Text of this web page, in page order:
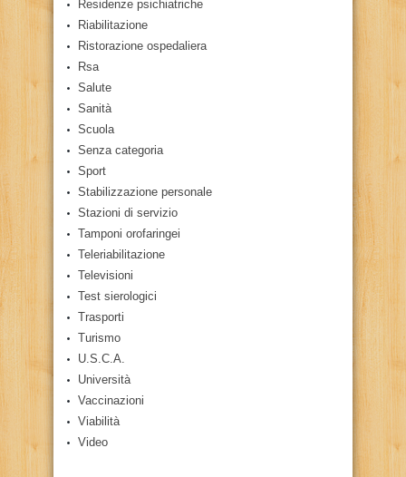
Residenze psichiatriche
Riabilitazione
Ristorazione ospedaliera
Rsa
Salute
Sanità
Scuola
Senza categoria
Sport
Stabilizzazione personale
Stazioni di servizio
Tamponi orofaringei
Teleriabilitazione
Televisioni
Test sierologici
Trasporti
Turismo
U.S.C.A.
Università
Vaccinazioni
Viabilità
Video